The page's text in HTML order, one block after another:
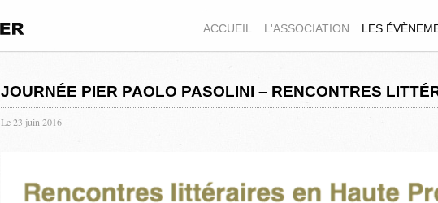
ACCUEIL L'ASSOCIATION LES
JOURNÉE PIER PAOLO PASOLINI – RENCONTRES
Le 23 juin 2016